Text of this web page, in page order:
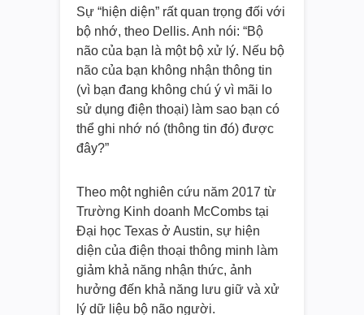
Sự “hiện diện” rất quan trọng đối với
bộ nhớ, theo Dellis. Anh nói: “Bộ
não của bạn là một bộ xử lý. Nếu bộ
não của bạn không nhận thông tin
(vì bạn đang không chú ý vì mãi lo
sử dụng điện thoại) làm sao bạn có
thể ghi nhớ nó (thông tin đó) được
đây?”
Theo một nghiên cứu năm 2017 từ
Trường Kinh doanh McCombs tại
Đại học Texas ở Austin, sự hiện
diện của điện thoại thông minh làm
giảm khả năng nhận thức, ảnh
hưởng đến khả năng lưu giữ và xử
lý dữ liệu bộ não người.